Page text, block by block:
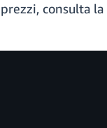
consulta la